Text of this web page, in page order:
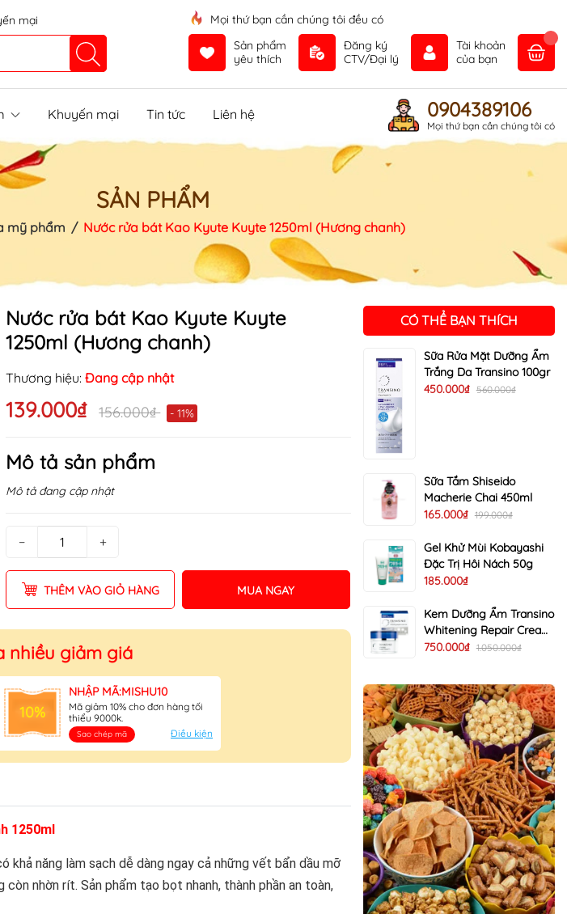
mại
Mọi thứ bạn cần chúng tôi đều có
Sản phẩm
yêu thích
Đăng ký
CTV/Đại lý
Tài khoản
của bạn
Khuyến mại Tin tức Liên hệ 0904389106
Mọi thứ bạn cần chúng tôi có
SẢN PHẨM
mỹ phẩm / Nước rửa bát Kao Kyute Kuyte 1250ml (Hương chanh)
Nước rửa bát Kao Kyute Kuyte
1250ml (Hương chanh)
Thương hiệu: Đang cập nhật
139.000₫ 156.000₫ - 11%
Mô tả sản phẩm
Mô tả đang cập nhật
− +
THÊM VÀO GIỎ HÀNG MUA NGAY
nhiều giảm giá
10%
NHẬP MÃ:MISHU10
Mã giảm 10% cho đơn hàng tối
thiểu 9000k.
Sao chép mã Điều kiện
1250ml
khả năng làm sạch dễ dàng ngay cả những vết bẩn dầu mỡ
nhờn rít. Sản phẩm tạo bọt nhanh, thành phần an toàn,
CÓ THỂ BẠN THÍCH
Sữa Rửa Mặt Dưỡng Ẩm
Trắng Da Transino 100gr
450.000₫ 560.000₫
Sữa Tắm Shiseido
Macherie Chai 450ml
165.000₫ 199.000₫
Gel Khử Mùi Kobayashi
Đặc Trị Hôi Nách 50g
185.000₫
Kem Dưỡng Ẩm Transino
Whitening Repair Cream
EX Trị Nám Trắng Da 35g
750.000₫ 1.050.000₫